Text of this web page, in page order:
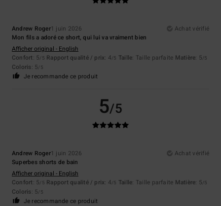
Andrew Roger1 juin 2026
Achat vérifié
Mon fils a adoré ce short, qui lui va vraiment bien
Afficher original - English
Confort: 5/5 Rapport qualité / prix: 4/5 Taille: Taille parfaite Matière: 5/5
Coloris: 5/5
Je recommande ce produit
5/5
Andrew Roger1 juin 2026
Achat vérifié
Superbes shorts de bain
Afficher original - English
Confort: 5/5 Rapport qualité / prix: 4/5 Taille: Taille parfaite Matière: 5/5
Coloris: 5/5
Je recommande ce produit